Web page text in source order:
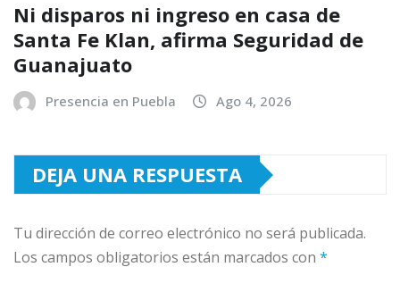
Ni disparos ni ingreso en casa de
Santa Fe Klan, afirma Seguridad de
Guanajuato
Presencia en Puebla Ago 4, 2026
DEJA UNA RESPUESTA
Tu dirección de correo electrónico no será publicada.
Los campos obligatorios están marcados con *